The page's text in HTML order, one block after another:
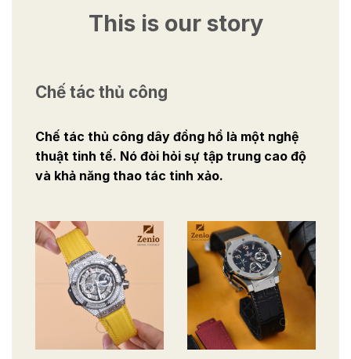
This is our story
Chế tác thủ công
Chế tác thủ công dây đồng hồ là một nghệ
thuật tinh tế. Nó đòi hỏi sự tập trung cao độ
và khả năng thao tác tinh xảo.